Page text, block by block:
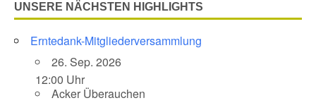
UNSERE NÄCHSTEN HIGHLIGHTS
Erntedank-Mitgliederversammlung
26. Sep. 2026
12:00 Uhr
Acker Überauchen